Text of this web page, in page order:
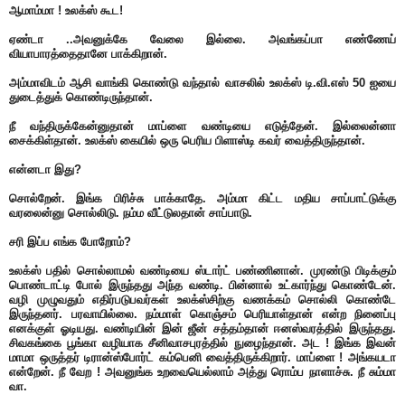
ஆமாம்மா ! உலக்ஸ் கூட!
ஏண்டா ..அவனுக்கே வேலை இல்லை. அவங்கப்பா எண்ணேய்
வியாபாரத்தைதானே பாக்கிறான்.
அம்மாவிடம் ஆசி வாங்கி கொண்டு வந்தால் வாசலில் உலக்ஸ் டி.வி.எஸ் 50 ஐயை
துடைத்துக் கொண்டிருந்தான்.
நீ வந்திருக்கேன்னுதான் மாப்ளை வண்டியை எடுத்தேன். இல்லைன்னா
சைக்கிள்தான். உலக்ஸ் கையில் ஒரு பெரிய பிளாஸ்டி கவர் வைத்திருந்தான்.
என்னடா இது?
சொல்றேன். இங்க பிரிச்சு பாக்காதே. அம்மா கிட்ட மதிய சாப்பாட்டுக்கு
வரலைன்னு சொல்லிடு. நம்ம வீட்டுலதான் சாப்பாடு.
சரி இப்ப எங்க போறோம்?
உலக்ஸ் பதில் சொல்லாமல் வண்டியை ஸ்டார்ட் பண்ணினான். முரண்டு பிடிக்கும்
பொண்டாட்டி போல் இருந்தது அந்த வண்டி. பின்னால் உட்கார்ந்து கொண்டேன்.
வழி முழுவதும் எதிர்படுபவர்கள் உலக்ஸ்சிற்கு வணக்கம் சொல்லி கொண்டே
இருந்தனர். பரவாயில்லை. நம்மாள் கொஞ்சம் பெரியாள்தான் என்ற நினைப்பு
எனக்குள் ஓடியது. வண்டியின் இன் ஜீன் சத்தம்தான் ஈனஸ்வரத்தில் இருந்தது.
சிவகங்கை பூங்கா வழியாக சீனிவாசபுரத்தில் நுழைந்தான். அட ! இங்க இவன்
மாமா ஒருத்தர் டிரான்ஸ்போர்ட் கம்பெனி வைத்திருக்கிறார். மாப்ளை ! அங்கயடா
என்றேன். நீ வேற ! அவனுங்க உறவையெல்லாம் அத்து ரொம்ப நாளாச்சு. நீ சும்மா
வா.